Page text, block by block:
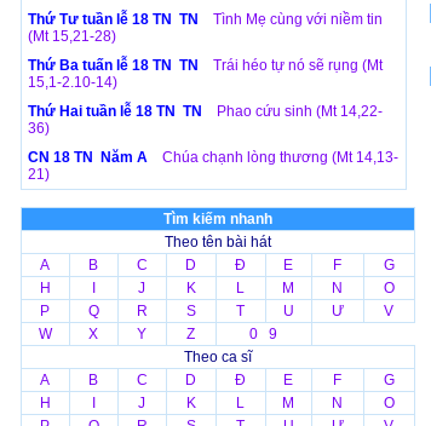
Thứ Tư tuần lễ 18 TN TN
Tình Mẹ cùng với niềm tin
(Mt 15,21-28)
Thứ Ba tuấn lễ 18 TN TN
Trái héo tự nó sẽ rụng (Mt
15,1-2.10-14)
Thứ Hai tuần lễ 18 TN TN
Phao cứu sinh (Mt 14,22-
36)
CN 18 TN Năm A
Chúa chạnh lòng thương (Mt 14,13-
21)
Tìm kiếm nhanh
Theo tên bài hát
A
B C D Đ E F
G
H
J K L M N
O
P
Q R S T U Ư
V
W
X Y Z
0 9
Theo ca sĩ
A
B C D Đ E F
G
H
J K L M N
O